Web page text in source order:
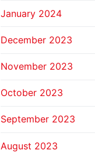
January 2024
December 2023
November 2023
October 2023
September 2023
August 2023